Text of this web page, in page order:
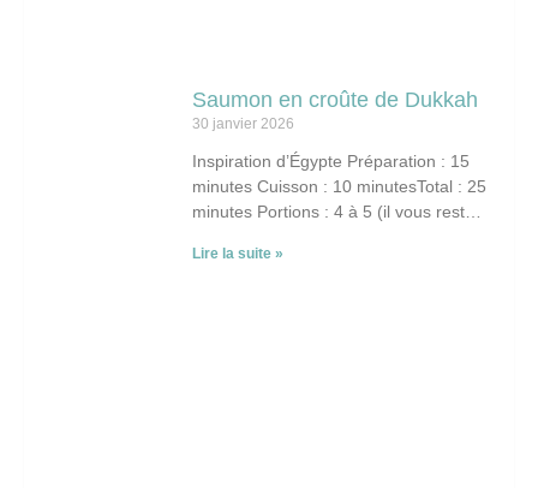
Saumon en croûte de Dukkah
30 janvier 2026
Inspiration d’Égypte Préparation : 15
minutes Cuisson : 10 minutesTotal : 25
minutes Portions : 4 à 5 (il vous restera
Lire la suite »